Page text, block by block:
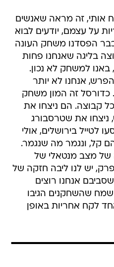
זה מראה שאנשים
על עצמם, יודעים לבוא
הפסדנו משחק העונה
קבוצה בליגה שאנחנו פחות
ב-30 הפרש, באנו למשחק לא נכון.
ב-20 ומשהו הפרש, אנחנו לא יותר
ב-25 הפרש. כדורסל זה המון משחק
קבוצה. הם ניצחו את
ב-20 הפרש, ניצחו את שטרסבורג
לטייל בירושלים, אולי
קל, ונגמר מה שנגמר.
של מצב מנטאלי של
יש לנו ליבה חזקה של
אנחנו רוצים
שמח שהשחקנים הגיבו
לקח אחריות באופן